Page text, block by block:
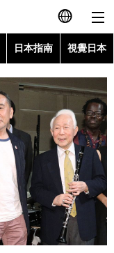
日本語
English
简体字
Français
Español
العربية
日本指南 視覺日本